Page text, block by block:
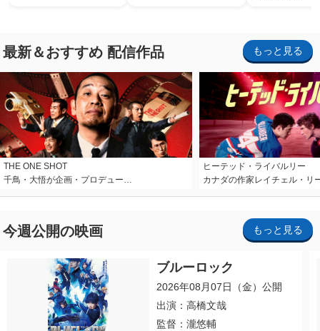
最新＆おすすめ 配信作品 もっと見る
THE ONE SHOT
千鳥・大悟が企画・プロデュー…
ヒーテッド・ライバルリー
カナダの作家レイチェル・リ
今週公開の映画 もっと見る
ブルーロック
2026年08月07日（金）公開
出演：高橋文哉
監督：瀧悠輔